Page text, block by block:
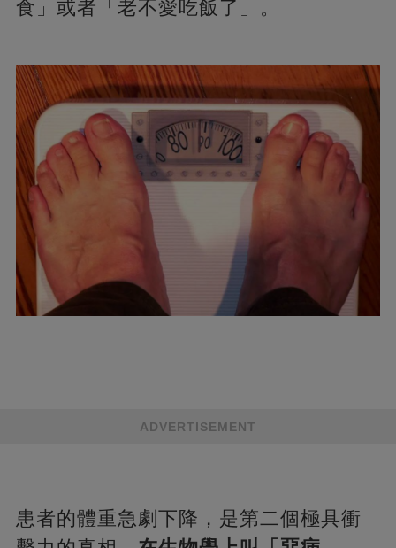
食」或者「老不愛吃飯了」。
ADVERTISEMENT
患者的體重急劇下降，是第二個極具衝